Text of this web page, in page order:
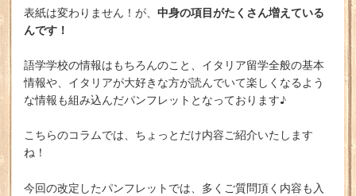
表紙は変わりません！が、 中身の項目がたくさん増えている
んです！
語学学校の情報はもちろんのこと、イタリア留学全般の基本
情報や、イタリアが大好きな方が読んでいて楽しくなるよう
な情報も組み込んだパンフレットとなっております♪
こちらのコラムでは、ちょっとだけ内容ご紹介いたします
ね！
今回の改定したパンフレットでは、多くご質問頂く内容も入